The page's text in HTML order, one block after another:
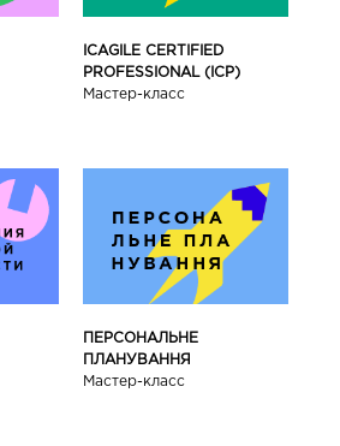
ICAGILE CERTIFIED
PROFESSIONAL (ICP)
Мастер-класс
ПЕРСОНАЛЬНЕ
ПЛАНУВАННЯ
Мастер-класс